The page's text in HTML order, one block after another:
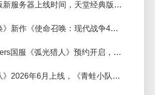
天堂经典版新服务器上线时间，天堂经典版新服搬砖收益怎么样？
《使命召唤》新作《使命召唤：现代战争4》即将亮相，使命召唤加速器推荐
ARC Raiders国服《弧光猎人》预约开启，海外玩国服《弧光猎人》加速器用那个好？
《青蛙小队》2026年6月上线，《青蛙小队》联机用什么加速器好